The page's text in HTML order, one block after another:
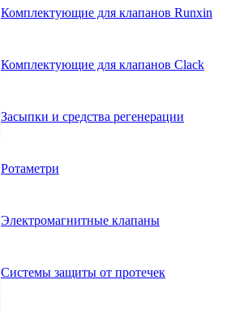
Комплектующие для клапанов Runxin
Комплектующие для клапанов Clack
Засыпки и средства регенерации
Ротаметри
Электромагнитные клапаны
Системы защиты от протечек